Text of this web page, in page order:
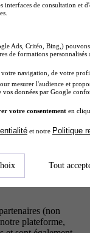
ou des écoles
notre plateforme
nous permet de
utilisateurs.
(clients) sont
à votre recherche,
à vos besoins.
ensuite ordonnés
les écoles qui
et de campagnes en
(non
plateforme,
interfaces de consultation et
Ads, Critéo, Bing,)
de formations
navigation, de votre
mesurer l'audience et
vos données par Google
votre consentement en
et notre Politique
Tout